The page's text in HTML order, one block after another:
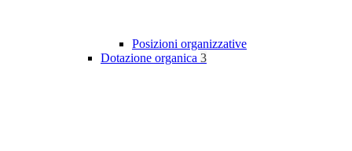
Posizioni organizzative
Dotazione organica 3